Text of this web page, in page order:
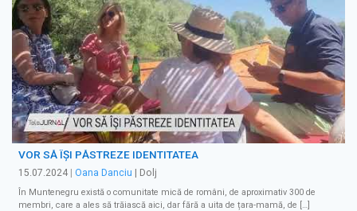
VOR SĂ ÎŞI PĂSTREZE IDENTITATEA
15.07.2024 Oana Danciu | Dolj
În Muntenegru există o comunitate mică de români, de aproximativ 300 de
membri, care a ales să trăiască aici, dar fără a uita de țara-mamă, de […]